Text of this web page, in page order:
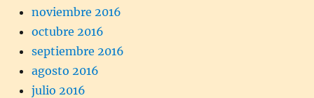
noviembre 2016
octubre 2016
septiembre 2016
agosto 2016
julio 2016